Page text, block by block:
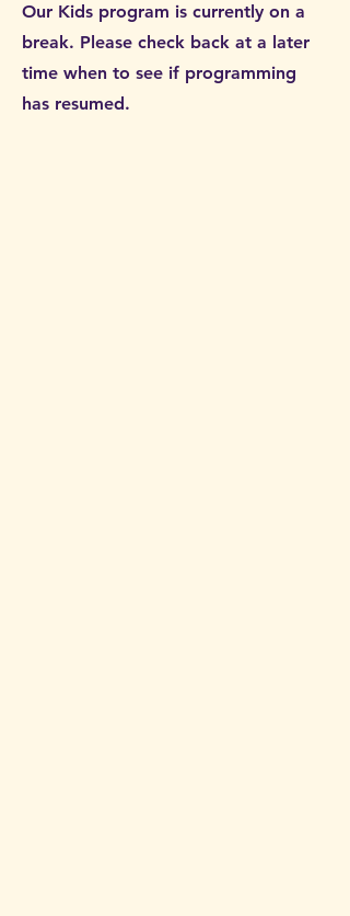
Our Kids program is currently on a
break. Please check back at a later
time when to see if programming
has resumed.